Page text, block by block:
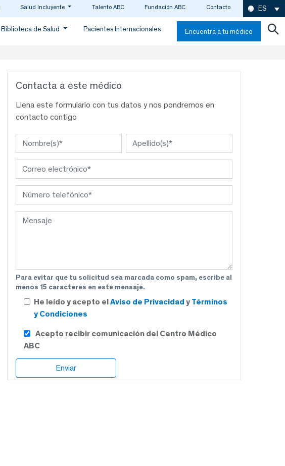
Salud Incluyente Talento ABC Fundación ABC Contacto ES
Biblioteca de Salud Pacientes Internacionales Encuentra a tu médico
Contacta a este médico
Llena este formulario con tus datos y nos pondremos en
contacto contigo
Para evitar que tu solicitud sea marcada como spam, escribe al
menos 15 caracteres en este mensaje.
He leído y acepto elAviso de Privacidad y Términos
y Condiciones
Acepto recibir comunicación del Centro Médico
ABC